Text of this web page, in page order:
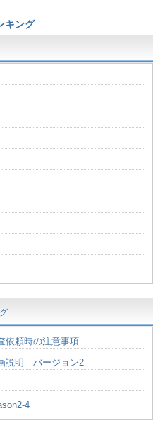
キング
頼時の注意事項
説明 バージョン2
4